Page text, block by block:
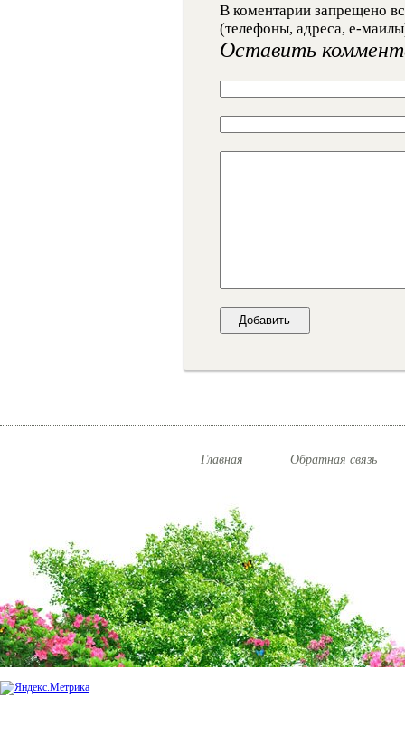
В коментарии запрещено
(телефоны, адреса, е-
Оставить
Главная Обратная связь